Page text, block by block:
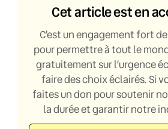
Cet article est en
C’est un engagement fort
pour permettre à tout le
gratuitement sur l’urgence
faire des choix éclairés. Si
faites un don pour soutenir
la durée et garantir notre